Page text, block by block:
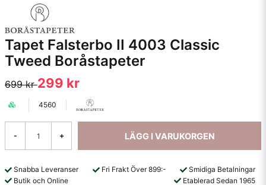
Tapet Falsterbo II 4003 Classic
Tweed Boråstapeter
699 kr299 kr
4560
- + LÄGG I VARUKORGEN
Snabba Leveranser Fri Frakt Över 899:-
Smidiga Betalningar
Butik och Online
Etablerad Sedan 1965